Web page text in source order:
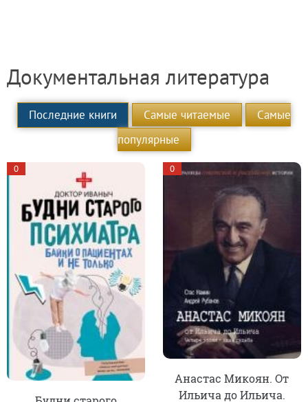
Документальная литература
Последние книги Самые читаемые
Самые
популярные
0
Анастас Микоян. От
Ильича до Ильича.
0